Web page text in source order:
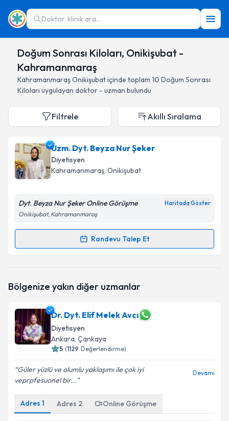
Doktor, klinik ara...
Doğum Sonrası Kiloları, Onikişubat -
Kahramanmaraş
KahramanmaraşOnikişubatiçinde toplam 10 Doğum Sonrası
Kiloları uygulayan doktor - uzman bulundu
Filtrele Akıllı Sıralama
Uzm. Dyt. Beyza Nur Şeker
Diyetisyen
Kahramanmaraş, Onikişubat
Dyt. Beyza Nur Şeker Online Görüşme Haritada Göster
Onikişubat, Kahramanmaraş
Randevu Talep Et
Randevu Takvimi Talebi
talebi oluşturun. Size bu uzmandan randevu almanız
bilgilendireceğiz.
E-posta Adresiniz
Kişisel verilerimin işlenmesine ilişkin
kapsamda işlenmesini kabul ediyorum.
Bölgenize yakın diğer uzmanlar
Dr. Dyt. Elif Melek Avcı
Diyetisyen
Ankara, Çankaya
5 (1129 Değerlendirme)
Güler yüzlü ve olumlu yaklaşımı ile çok iyi
veprpfesuonel bir...
Devamı
Adres 1 Adres 2 Online Görüşme